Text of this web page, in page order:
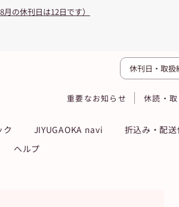
の休刊日は12日です）
休刊日・取扱
重要なお知らせ 休読・
ク JIYUGAOKA navi 折込み・配送
ヘルプ